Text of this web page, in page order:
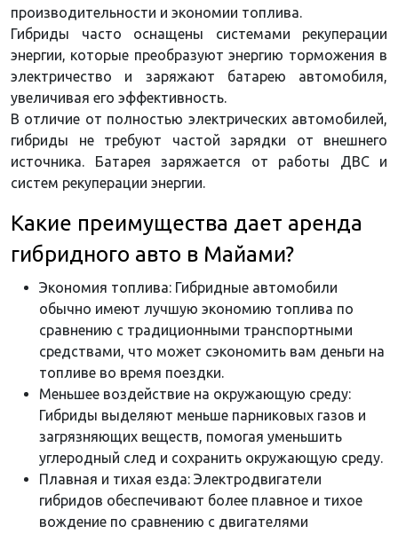
производительности и экономии топлива.
Гибриды часто оснащены системами рекуперации
энергии, которые преобразуют энергию торможения в
электричество и заряжают батарею автомобиля,
увеличивая его эффективность.
В отличие от полностью электрических автомобилей,
гибриды не требуют частой зарядки от внешнего
источника. Батарея заряжается от работы ДВС и
систем рекуперации энергии.
Какие преимущества дает аренда
гибридного авто в Майами?
Экономия топлива: Гибридные автомобили
обычно имеют лучшую экономию топлива по
сравнению с традиционными транспортными
средствами, что может сэкономить вам деньги на
топливе во время поездки.
Меньшее воздействие на окружающую среду:
Гибриды выделяют меньше парниковых газов и
загрязняющих веществ, помогая уменьшить
углеродный след и сохранить окружающую среду.
Плавная и тихая езда: Электродвигатели
гибридов обеспечивают более плавное и тихое
вождение по сравнению с двигателями